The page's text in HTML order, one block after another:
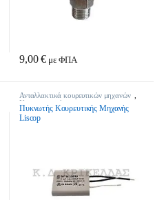
9,00€ με ΦΠΑ
Ανταλλακτικά κουρευτικών μηχανών ,
Κτηνοτροφικά
Πυκνωτής Κουρευτικής Μηχανής
Liscop